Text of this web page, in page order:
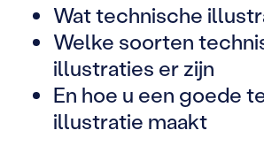
Wat technische
Welke soorten
illustraties er zijn
En hoe u een goede
illustratie maakt